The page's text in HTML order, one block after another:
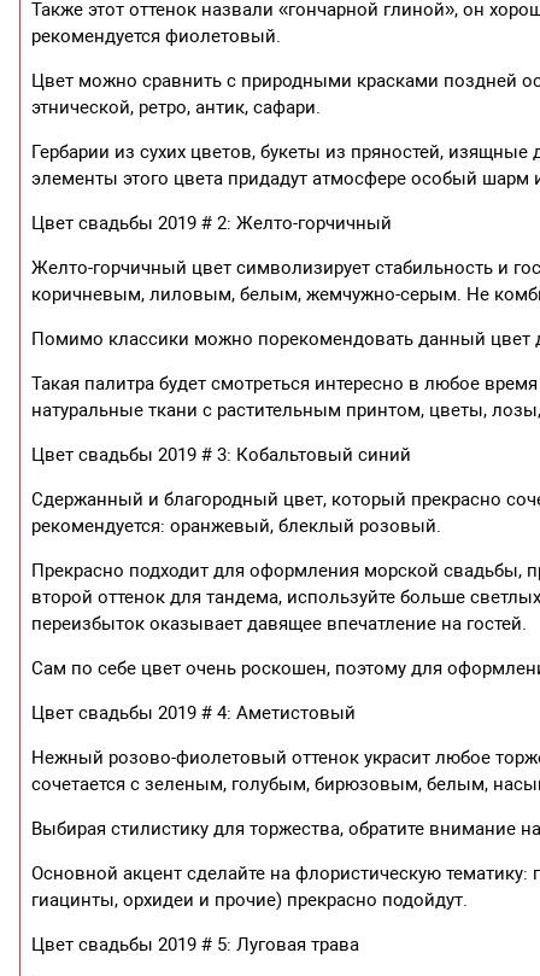
Также этот оттенок назвали «гончарной глиной», он
рекомендуется фиолетовый.
Цвет можно сравнить с природными красками поздней
этнической, ретро, антик, сафари.
Гербарии из сухих цветов, букеты из пряностей,
элементы этого цвета придадут атмосфере особый шарм
Цвет свадьбы 2019 # 2: Желто-горчичный
Желто-горчичный цвет символизирует стабильность и
коричневым, лиловым, белым, жемчужно-серым. Не
Помимо классики можно порекомендовать данный цвет
Такая палитра будет смотреться интересно в любое
натуральные ткани с растительным принтом, цветы,
Цвет свадьбы 2019 # 3: Кобальтовый синий
Сдержанный и благородный цвет, который прекрасно
рекомендуется: оранжевый, блеклый розовый.
Прекрасно подходит для оформления морской свадьбы,
второй оттенок для тандема, используйте больше
переизбыток оказывает давящее впечатление на гостей.
Сам по себе цвет очень роскошен, поэтому для
Цвет свадьбы 2019 # 4: Аметистовый
Нежный розово-фиолетовый оттенок украсит любое
сочетается с зеленым, голубым, бирюзовым, белым,
Выбирая стилистику для торжества, обратите внимание
Основной акцент сделайте на флористическую
гиацинты, орхидеи и прочие) прекрасно подойдут.
Цвет свадьбы 2019 # 5: Луговая трава